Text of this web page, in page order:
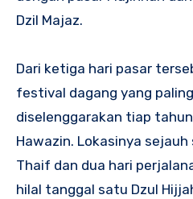
Dzil Majaz.
Dari ketiga hari pasar
festival dagang yang
diselenggarakan tiap
Hawazin. Lokasinya
Thaif dan dua hari
hilal tanggal satu Dzul